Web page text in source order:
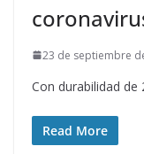
23 de septiembre
Con durabilidad de
Read More